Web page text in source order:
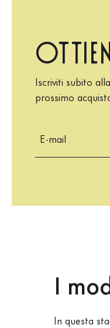
Iscriviti subito
prossimo
I
In questa